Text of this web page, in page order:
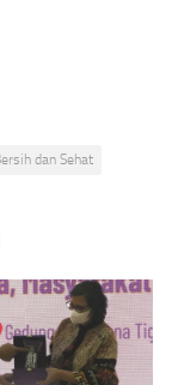
dan Sehat